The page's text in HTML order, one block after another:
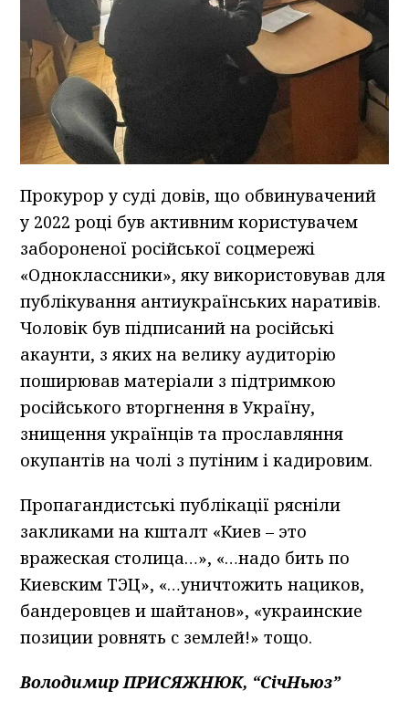
Прокурор у суді довів, що обвинувачений
у 2022 році був активним користувачем
забороненої російської соцмережі
«Одноклассники», яку використовував для
публікування антиукраїнських наративів.
Чоловік був підписаний на російські
акаунти, з яких на велику аудиторію
поширював матеріали з підтримкою
російського вторгнення в Україну,
знищення українців та прославляння
окупантів на чолі з путіним і кадировим.
Пропагандистські публікації рясніли
закликами на кшталт «Киев – это
вражеская столица…», «…надо бить по
Киевским ТЭЦ», «…уничтожить нациков,
бандеровцев и шайтанов», «украинские
позиции ровнять с землей!» тощо.
Володимир ПРИСЯЖНЮК, “СічНьюз”